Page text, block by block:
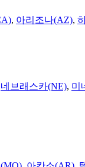
, 아리조나(AZ),
네브래스카(NE), 미